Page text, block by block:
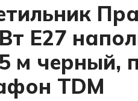
Е27
м черный,
TDM